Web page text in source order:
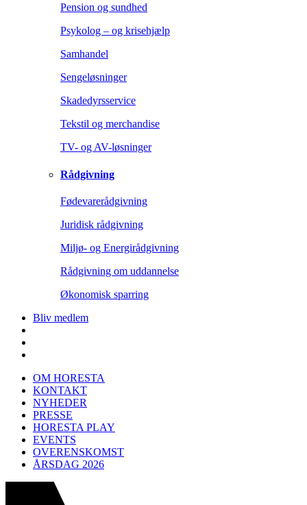
Pension og sundhed
Psykolog – og krisehjælp
Samhandel
Sengeløsninger
Skadedyrsservice
Tekstil og merchandise
TV- og AV-løsninger
Rådgivning
Fødevarerådgivning
Juridisk rådgivning
Miljø- og Energirådgivning
Rådgivning om uddannelse
Økonomisk sparring
Bliv medlem
OM HORESTA
KONTAKT
NYHEDER
PRESSE
HORESTA PLAY
EVENTS
OVERENSKOMST
ÅRSDAG 2026